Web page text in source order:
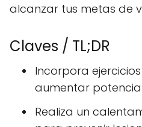
alcanzar tus metas de
Claves / TL;DR
Incorpora
aumentar potencia
Realiza un